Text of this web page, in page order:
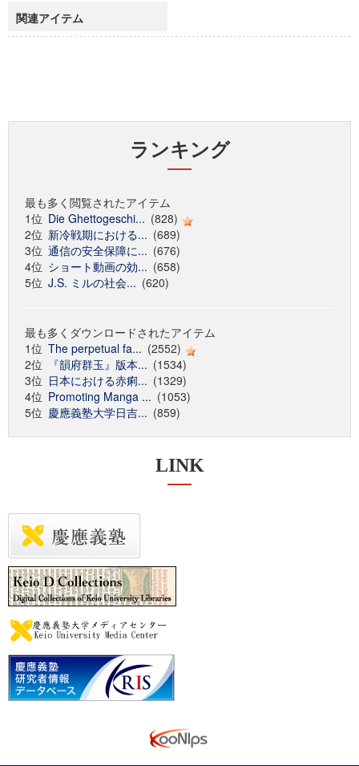
関連アイテム
ランキング
最も多く閲覧されたアイテム
1位 Die Ghettogeschi... (828)
2位 新冷戦期における... (689)
3位 通信の安全保障に... (676)
4位 ショート動画の効... (658)
5位 J.S. ミルの社会... (620)
最も多くダウンロードされたアイテム
1位 The perpetual fa... (2552)
2位
『韻府群玉』版本... (1534)
3位 日本における赤痢... (1329)
4位 Promoting Manga ... (1053)
5位 慶應義塾大学日吉... (859)
LINK